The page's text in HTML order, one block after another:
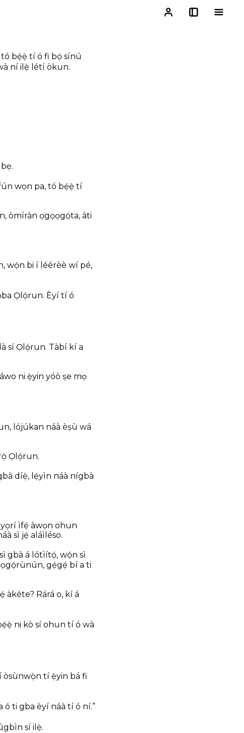
bẹ́ẹ̀ tí ó fi bọ́ sínú
ní ilẹ̀ létí òkun.
wọn pa, tó bẹ́ẹ̀ tí
òmíràn ọgọọgọ́ta, àti
wọ́n bi í léérèè wí pé,
Ọlọ́run. Èyí tí ó
sí Ọlọ́run. Tàbí kí a
ni ẹ̀yin yóò ṣe mọ
lójúkan náà èṣù wá
Ọlọ́run.
díẹ̀, lẹ́yìn náà nígbà
ìfẹ́ àwọn ohun
sì jẹ́ aláìléso.
gbà á lótìítọ́, wọ́n sì
gẹ́gẹ́ bí a ti
àkéte? Rárá o, kí á
ni kò sí ohun tí ó wà
òsùnwọ̀n tí ẹ̀yin bá fi
ti gba èyí náà tí ó ní.”
sí ilẹ̀.